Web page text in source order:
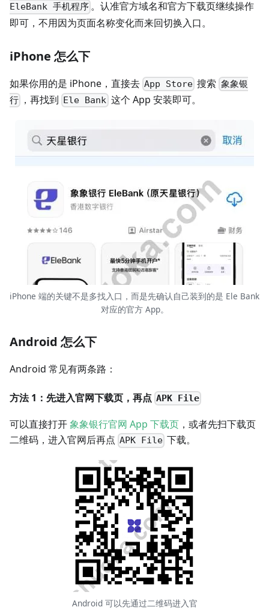
EleBank 手机程序 。认准官方域名和官方下载页继续操作
即可，不用因为页面名称变化而来回切换入口。
iPhone 怎么下
如果你用的是 iPhone，直接去 App Store 搜索 象象银
行 ，再找到 Ele Bank这个 App 安装即可。
iPhone 端的关键不是多找入口，而是先确认自己装到的是 Ele Bank
对应的官方 App。
Android 怎么下
Android 常见有两条路：
方法 1：先进入官网下载页，再点 APK File
可以直接打开象象银行官网 App 下载页 ，或者先扫下载页
二维码，进入官网后再点 APK File 下载。
Android 可以先通过二维码进入官